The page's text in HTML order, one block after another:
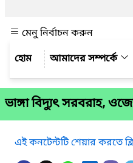
মেনু নির্বাচন করুন
আমাদের সম্পর্কে
ভাঙ্গা বিদ্যুৎ সরবরাহ,
এই কনটেন্টটি শেয়ার করতে